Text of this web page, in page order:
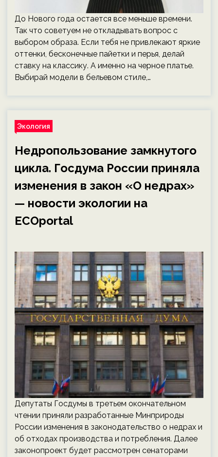
До Нового года остается все меньше времени.
Так что советуем не откладывать вопрос с
выбором образа. Если тебя не привлекают яркие
оттенки, бесконечные пайетки и перья, делай
ставку на классику. А именно на черное платье.
Выбирай модели в бельевом стиле,…
Экология
Недропользование замкнутого
цикла. Госдума России приняла
изменения в закон «О недрах»
— новости экологии на
ECOportal
Депутаты Госдумы в третьем окончательном
чтении приняли разработанные Минприроды
России изменения в законодательство о недрах и
об отходах производства и потребления. Далее
законопроект будет рассмотрен сенаторами